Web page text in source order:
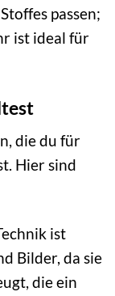
passen;
ist ideal für
die du für
Hier sind
ist
Bilder, da sie
die ein